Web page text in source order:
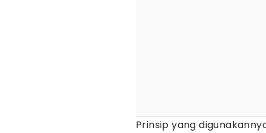
Prinsip yang